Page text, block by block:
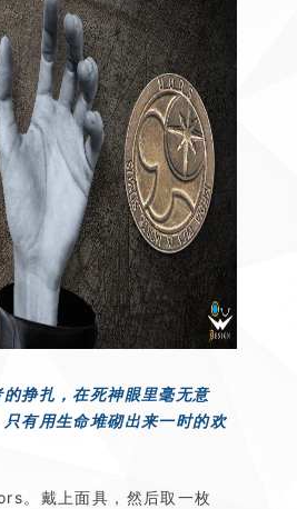
挣扎，在死神眼里毫无意
只有用生命堆砌出来一时的欢
。戴上面具，然后取一枚